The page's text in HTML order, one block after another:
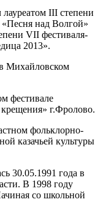
III степени
«Песня над Волгой»
VII фестиваля-
2013».
Михайловском
фестивале
г.Фролово.
фольклорно-
казачьей культуры
30.05.1991 года в
В 1998 году
со школьной